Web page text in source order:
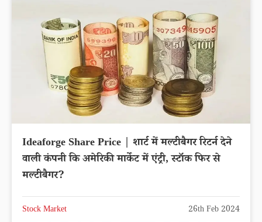
Ideaforge Share Price | शार्ट में मल्टीबैगर रिटर्न देने
वाली कंपनी कि अमेरिकी मार्केट में एंट्री, स्टॉक फिर से
मल्टीबैगर?
Stock Market 26th Feb 2024